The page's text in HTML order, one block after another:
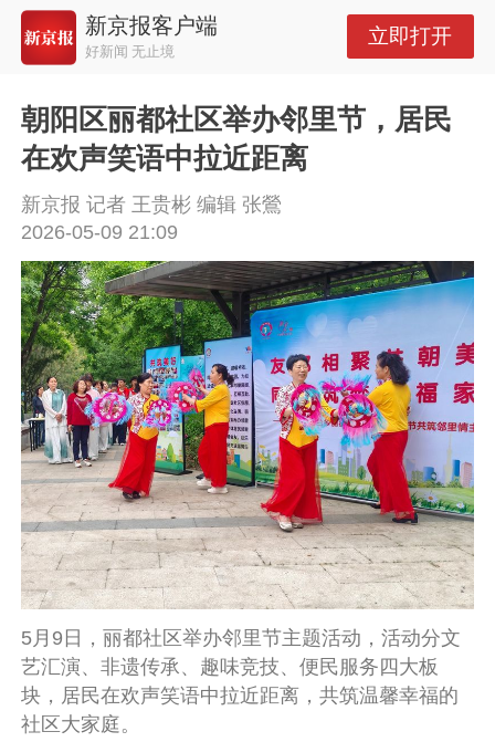
新京报客户端
好新闻 无止境
立即打开
朝阳区丽都社区举办邻里节，居民
在欢声笑语中拉近距离
新京报 记者 王贵彬 编辑 张鶯
2026-05-09 21:09
5月9日，丽都社区举办邻里节主题活动，活动分文
艺汇演、非遗传承、趣味竞技、便民服务四大板
块，居民在欢声笑语中拉近距离，共筑温馨幸福的
社区大家庭。